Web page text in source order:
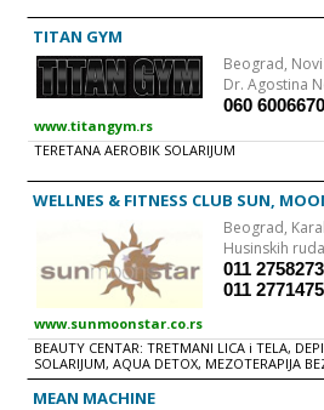
TITAN GYM
Beograd,
Dr. Agostina
060 6006670
www.titangym.rs
TERETANA AEROBIK SOLARIJUM
WELLNES & FITNESS CLUB SUN,
Beograd,
Husinskih
011 2758273
011 2771475
www.sunmoonstar.co.rs
BEAUTY CENTAR: TRETMANI LICA i TELA,
SOLARIJUM, AQUA DETOX, MEZOTERAPIJA
AEROBIC, KALINETIX, YOGA, PILATES, HI
PROGRAM NA TEHNO-GYM SPRAVAMA,
MEAN MACHINE